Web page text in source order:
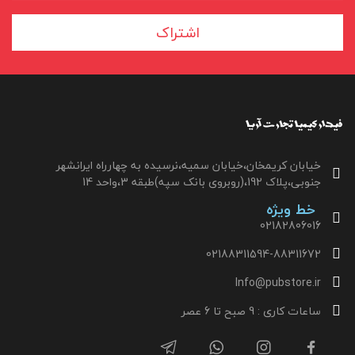
اشتراک
خیابان کریمخان،خیابان سمیه،نرسیده به چهارراه ایرانشهر
جنوبی،پلاک 192،(روبروی بانک سپه)طبقه 3،واحد 14
خط ویژه
02182806016
02188311594-88311672
Info@pubstore.ir
ساعات کاری : 9 صبح تا 6 عصر